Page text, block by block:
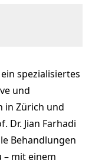
spezialisiertes
und
in Zürich und
Dr. Jian Farhadi
Behandlungen
– mit einem